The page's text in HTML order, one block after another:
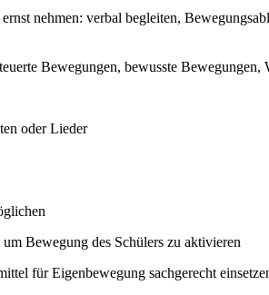
nehmen: verbal begleiten,
Bewegungen, bewusste
oder Lieder
Bewegung des Schülers zu aktivieren
für Eigenbewegung sachgerecht